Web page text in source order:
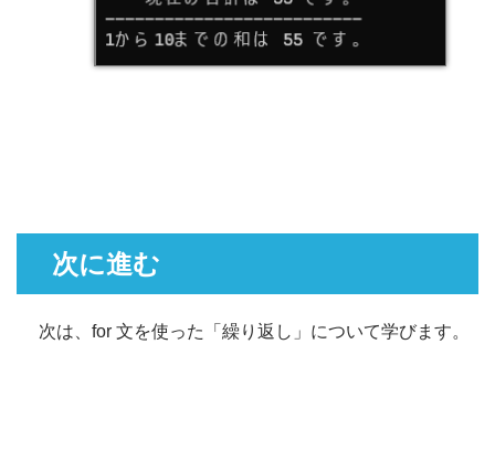
次に進む
次は、for 文を使った「繰り返し」について学びます。